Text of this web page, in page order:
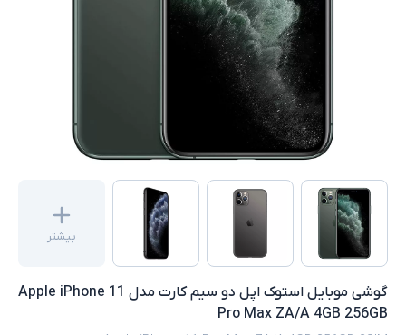
بیشتر
گوشی موبایل استوک اپل دو سیم کارت مدل Apple iPhone 11
Pro Max ZA/A 4GB 256GB